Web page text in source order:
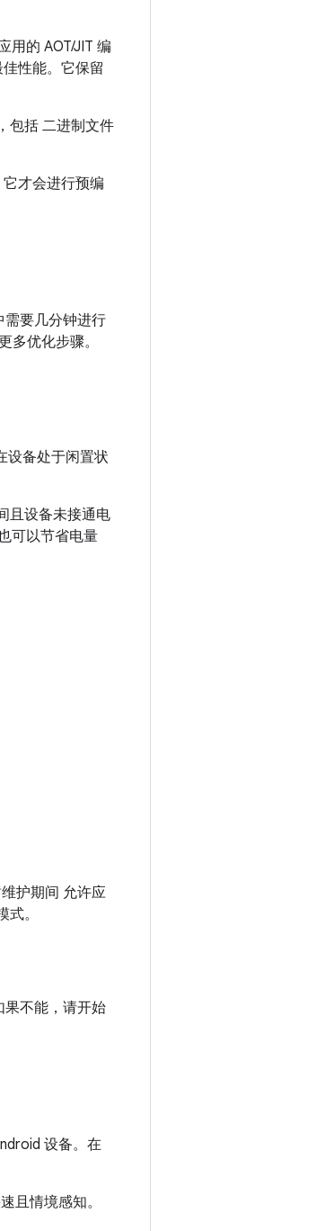
用的 AOT/JIT 编
性能。它保留
包括 二进制文件
才会进行预编
需要几分钟进行
优化步骤。
设备处于闲置状
且设备未接通电
可以节省电量
护期间 允许应
。
果不能，请开始
设备。在
且情境感知。